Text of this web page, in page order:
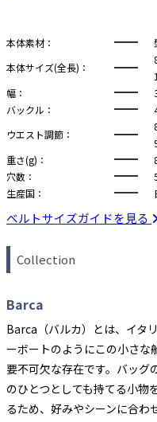
本体素材：
本体サイズ(全長)：
幅：
バックル：
ウエスト調節：
重さ(g)：
穴数：
生産国：
ベルトサイズガイドを見る
Collection
Barca
Barca（バルカ）とは、イタ
ーボートのようにこの小さ
要不可欠な存在です。バッグ
のひとつとしても持てる小物
るため、好みやシーンに合わ